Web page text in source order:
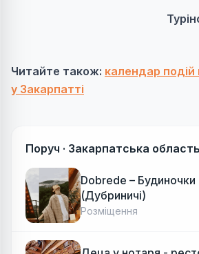
Читайте також: календар подій
у Закарпатті
Поруч · Закарпатська область
Dobrede – Будиночки
(Дубриничі)
Розміщення